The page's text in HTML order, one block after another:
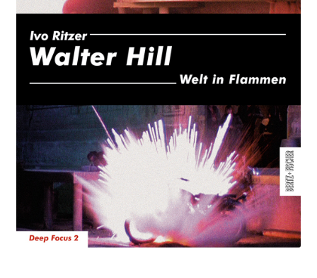
Verlag
Service
Untermenü
öffnen
Newsletter